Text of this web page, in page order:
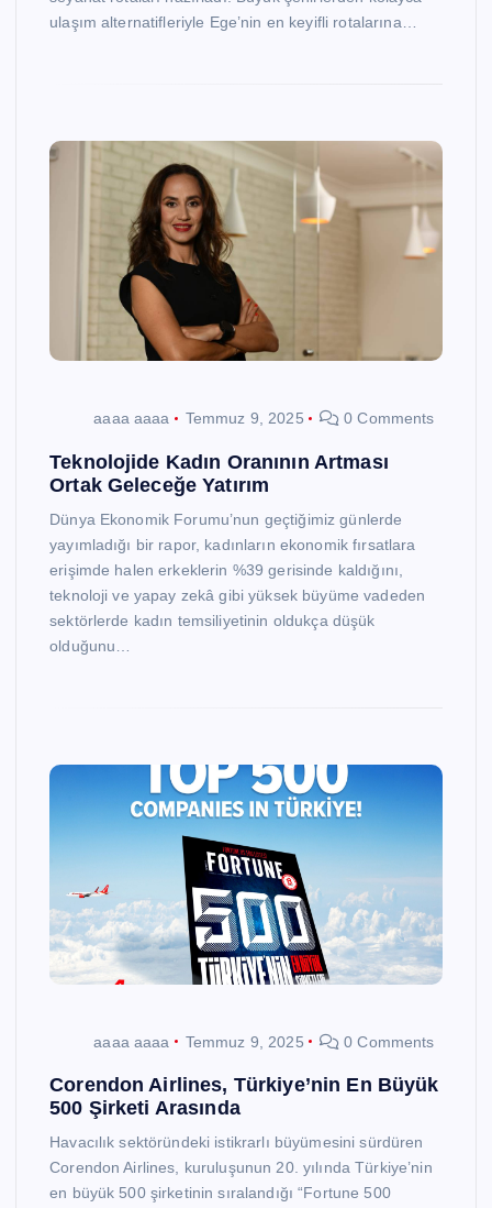
ulaşım alternatifleriyle Ege’nin en keyifli rotalarına…
aaaa aaaa Temmuz 9, 2025 0 Comments
Teknolojide Kadın Oranının Artması
Ortak Geleceğe Yatırım
Dünya Ekonomik Forumu’nun geçtiğimiz günlerde
yayımladığı bir rapor, kadınların ekonomik fırsatlara
erişimde halen erkeklerin %39 gerisinde kaldığını,
teknoloji ve yapay zekâ gibi yüksek büyüme vadeden
sektörlerde kadın temsiliyetinin oldukça düşük
olduğunu…
aaaa aaaa Temmuz 9, 2025 0 Comments
Corendon Airlines, Türkiye’nin En Büyük
500 Şirketi Arasında
Havacılık sektöründeki istikrarlı büyümesini sürdüren
Corendon Airlines, kuruluşunun 20. yılında Türkiye’nin
en büyük 500 şirketinin sıralandığı “Fortune 500